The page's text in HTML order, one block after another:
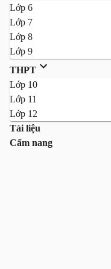
Lớp 6
Lớp 7
Lớp 8
Lớp 9
THPT
Lớp 10
Lớp 11
Lớp 12
Tài liệu
Cẩm nang